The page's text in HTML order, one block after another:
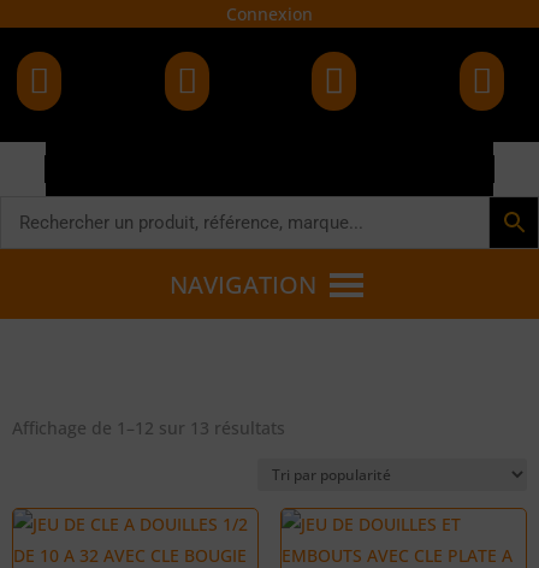
Connexion
   
NAVIGATION
Affichage de 1–12 sur 13 résultats
popularité